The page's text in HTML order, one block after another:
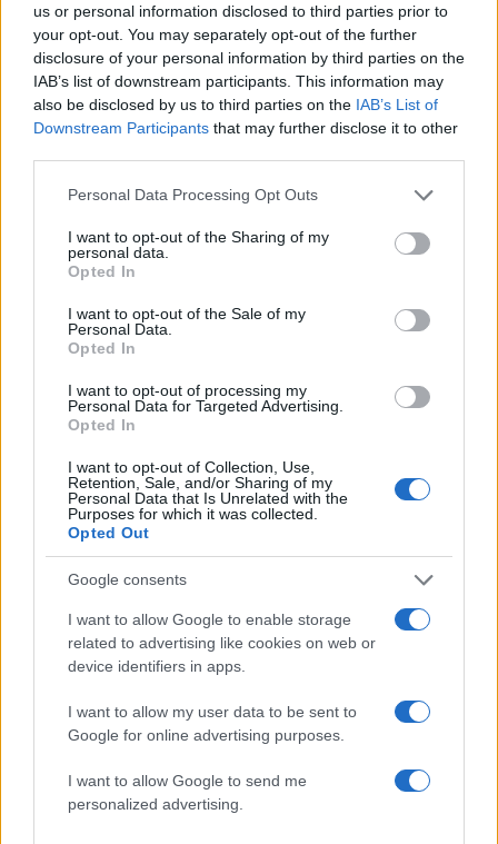
us or personal information disclosed to third parties prior to
your opt-out. You may separately opt-out of the further
disclosure of your personal information by third parties on the
IAB’s list of downstream participants. This information may
also be disclosed by us to third parties on the IAB’s List of
Downstream Participants that may further disclose it to other
Please note that this website/app uses one or more Google
not limited to your visit or usage behaviour. You may click to
grant or deny consent to Google and its third-party tags to
use your data for below specified purposes in below Google
consent section.
Personal Data Processing Opt Outs
I want to opt-out of the Sharing of my
personal data.
Opted In
I want to opt-out of the Sale of my
Personal Data.
Opted In
I want to opt-out of processing my
Personal Data for Targeted Advertising.
Opted In
I want to opt-out of Collection, Use,
Retention, Sale, and/or Sharing of my
Personal Data that Is Unrelated with the
Purposes for which it was collected.
Opted Out
Google consents
I want to allow Google to enable storage
related to advertising like cookies on web or
device identifiers in apps.
I want to allow my user data to be sent to
Google for online advertising purposes.
I want to allow Google to send me
personalized advertising.
Πιο δημοφιλή
Ελλάδα – Ενισχυμένα μελτέμια έως 8
Δεκαπενταύγουστο
Μαριζέτα Αντωνοπούλου στο newsit.gr: Οι
της ιστορίας
Η Άννα Βίσση ξετρελάθηκε με μπάντα που
πρότεινε συνεργασία
Ίση με 6 βόμβες Χιροσίμα η ενέργεια που
απελευθερώθηκε από τη mega fire σε
Αττική και Βοιωτία - Πώς κάηκε μέσα σε 2
βράδια το 55% της έκτασης
Η FIFA απάντησε στις καταγγελίες για την
ερωμένη του Ινφαντίνο: «Κατηγορηματικά
αναληθείς και δυσφημιστικοί οι ισχυρισμοί»
Πιο σχολιασμένα
Marfin: Η 46χρονη πήρε προθεσμία για
να απολογηθεί την Τρίτη – «Είναι αθώα,
συμμετείχε στη διαδήλωση όπως και
100.000 άτομα»
Βγήκαν ξανά τα μαχαίρια στην Ελπίδα
για τη Δημοκρατία: «Καρυστιανού,
Γρατσία και Γαλανός μετέτρεψαν το